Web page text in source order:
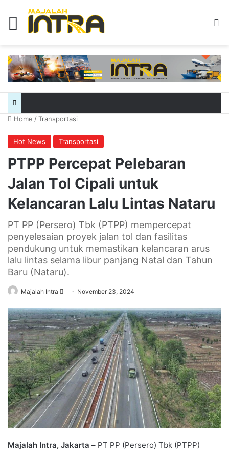
Menu
Home /Transportasi
Hot News Transportasi
PTPP Percepat Pelebaran
Jalan Tol Cipali untuk
Kelancaran Lalu Lintas Nataru
PT PP (Persero) Tbk (PTPP) mempercepat
penyelesaian proyek jalan tol dan fasilitas
pendukung untuk memastikan kelancaran arus
lalu lintas selama libur panjang Natal dan Tahun
Baru (Nataru).
Majalah Intra
Send
email
November 23, 2024
Majalah Intra, Jakarta – PT PP (Persero) Tbk (PTPP)